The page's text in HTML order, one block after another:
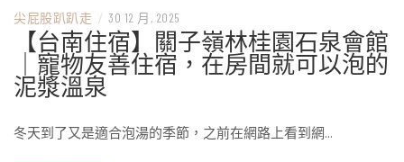
尖屁股趴趴走 / 30 12 月, 2025
【台南住宿】關子嶺林桂園石泉會館
｜寵物友善住宿，在房間就可以泡的
泥漿溫泉
冬天到了又是適合泡湯的季節，之前在網路上看到網…